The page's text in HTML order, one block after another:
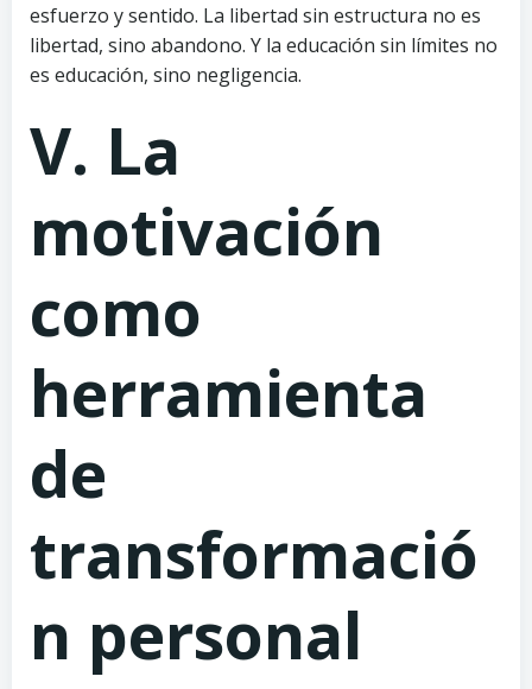
esfuerzo y sentido. La libertad sin estructura no es
libertad, sino abandono. Y la educación sin límites no
es educación, sino negligencia.
V. La
motivación
como
herramienta
de
transformació
n personal